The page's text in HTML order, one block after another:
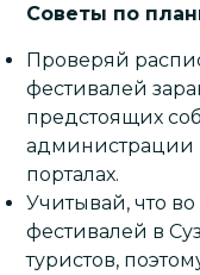
Советы по
Проверяй
фестивалей
предстоящих
администрации
порталах.
Учитывай, что
фестивалей в
туристов,